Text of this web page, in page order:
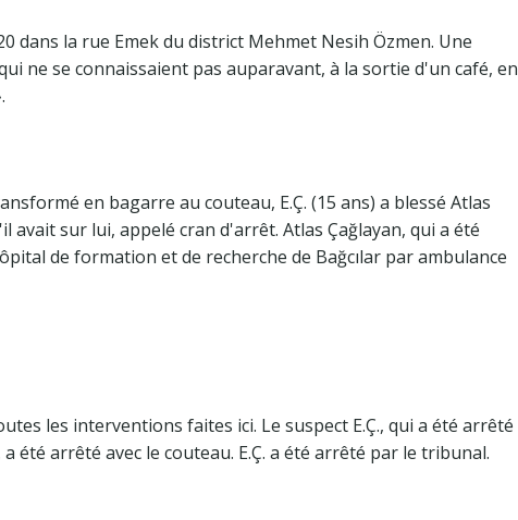
dans la rue Emek du district Mehmet Nesih Özmen. Une
ne se connaissaient pas auparavant, à la sortie d'un café, en
en bagarre au couteau, E.Ç. (15 ans) a blessé Atlas
avait sur lui, appelé cran d'arrêt. Atlas Çağlayan, qui a été
de formation et de recherche de Bağcılar par ambulance
les interventions faites ici. Le suspect E.Ç., qui a été arrêté
été arrêté avec le couteau. E.Ç. a été arrêté par le tribunal.